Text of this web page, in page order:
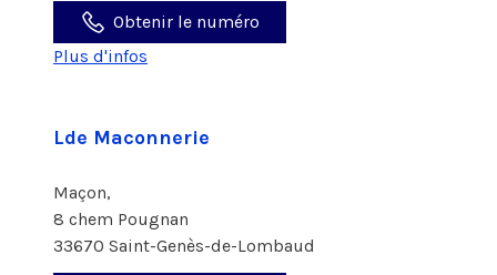
Obtenir le numéro
Plus d'infos
Lde Maconnerie
Maçon,
8 chem Pougnan
33670 Saint-Genès-de-Lombaud